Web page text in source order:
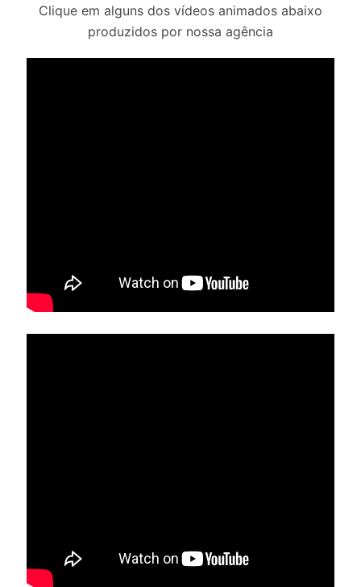
Clique em alguns dos vídeos animados abaixo
produzidos por nossa agência